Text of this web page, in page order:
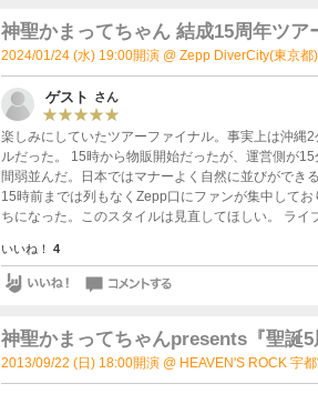
神聖かまってちゃん 結成15周年ツア
2024/01/24 (水) 19:00開演 @ Zepp DiverCity(東京都)
ゲスト さん
楽しみにしていたツアーファイナル。事実上は沖縄
ルだった。 15時から物販開始だったが、運営側が
間弱並んだ。日本ではマナーよく自然に並びができ
15時前までは列もなくZepp口にファンが集中して
ちになった。このスタイルは見直してほしい。 ライ
添えられたステージにファイナル感を強く感じた。
ゃんにはいつまでも変わらぬ魂を貫いてほしい。
いいね！ 4
神聖かまってちゃんpresents『聖誕
2013/09/22 (日) 18:00開演 @ HEAVEN'S ROCK 宇